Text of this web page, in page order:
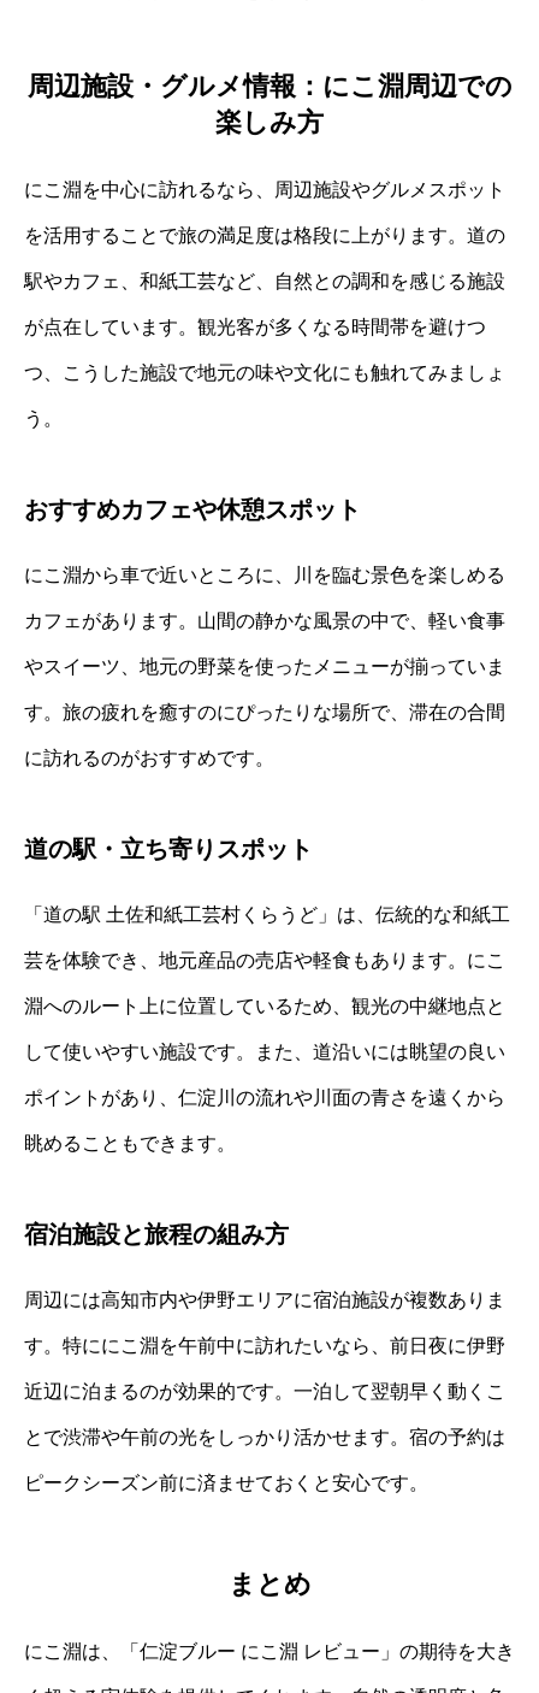
周辺施設・グルメ情報：にこ淵周辺での
楽しみ方
にこ淵を中心に訪れるなら、周辺施設やグルメスポット
を活用することで旅の満足度は格段に上がります。道の
駅やカフェ、和紙工芸など、自然との調和を感じる施設
が点在しています。観光客が多くなる時間帯を避けつ
つ、こうした施設で地元の味や文化にも触れてみましょ
う。
おすすめカフェや休憩スポット
にこ淵から車で近いところに、川を臨む景色を楽しめる
カフェがあります。山間の静かな風景の中で、軽い食事
やスイーツ、地元の野菜を使ったメニューが揃っていま
す。旅の疲れを癒すのにぴったりな場所で、滞在の合間
に訪れるのがおすすめです。
道の駅・立ち寄りスポット
「道の駅 土佐和紙工芸村くらうど」は、伝統的な和紙工
芸を体験でき、地元産品の売店や軽食もあります。にこ
淵へのルート上に位置しているため、観光の中継地点と
して使いやすい施設です。また、道沿いには眺望の良い
ポイントがあり、仁淀川の流れや川面の青さを遠くから
眺めることもできます。
宿泊施設と旅程の組み方
周辺には高知市内や伊野エリアに宿泊施設が複数ありま
す。特ににこ淵を午前中に訪れたいなら、前日夜に伊野
近辺に泊まるのが効果的です。一泊して翌朝早く動くこ
とで渋滞や午前の光をしっかり活かせます。宿の予約は
ピークシーズン前に済ませておくと安心です。
まとめ
にこ淵は、「仁淀ブルー にこ淵 レビュー」の期待を大き